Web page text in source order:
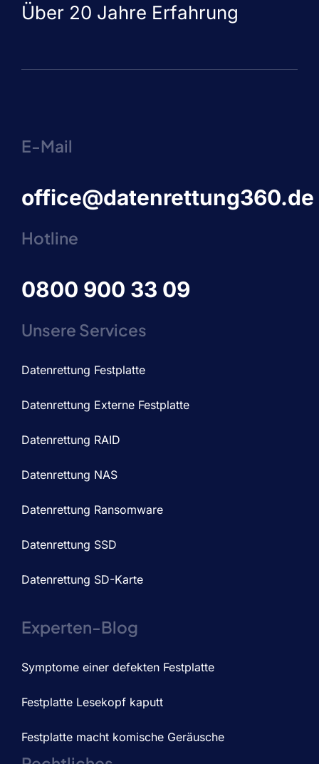
Über 20 Jahre Erfahrung
E-Mail
office@datenrettung360.de
Hotline
0800 900 33 09
Unsere Services
Datenrettung Festplatte
Datenrettung Externe Festplatte
Datenrettung RAID
Datenrettung NAS
Datenrettung Ransomware
Datenrettung SSD
Datenrettung SD-Karte
Experten-Blog
Symptome einer defekten Festplatte
Festplatte Lesekopf kaputt
Festplatte macht komische Geräusche